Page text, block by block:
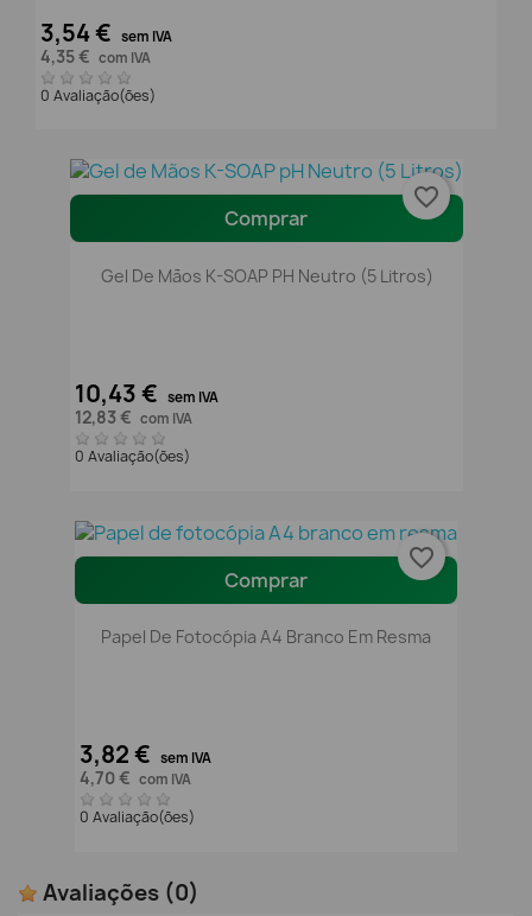
3,54 € sem IVA
4,35 € com IVA
0 Avaliação(ões)
Comprar
Gel De Mãos K-SOAP PH Neutro (5 Litros)
10,43 € sem IVA
12,83 € com IVA
0 Avaliação(ões)
favorite_border
Comprar
Papel De Fotocópia A4 Branco Em Resma
3,82 € sem IVA
4,70 € com IVA
0 Avaliação(ões)
favorite_border
Avaliações (0)